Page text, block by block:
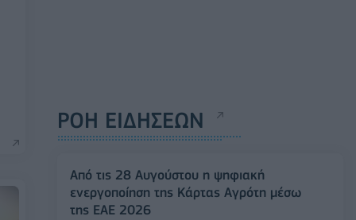
ΡΟΗ ΕΙΔΗΣΕΩΝ
Από τις 28 Αυγούστου η ψηφιακή
ενεργοποίηση της Κάρτας Αγρότη μέσω
της ΕΑΕ 2026